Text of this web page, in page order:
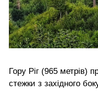
Гору Ріг (965 метрів)
стежки з західного